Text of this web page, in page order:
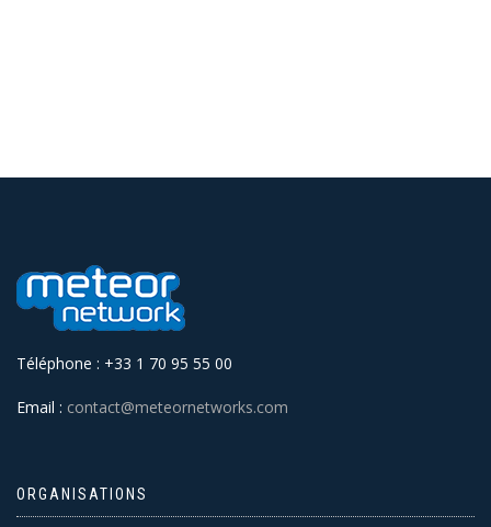
Téléphone : +33 1 70 95 55 00
Email : contact@meteornetworks.com
ORGANISATIONS